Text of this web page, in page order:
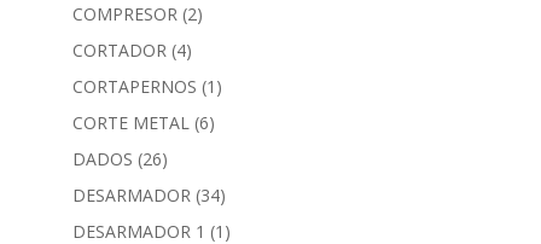
COMPRESOR (2)
CORTADOR (4)
CORTAPERNOS (1)
CORTE METAL (6)
DADOS (26)
DESARMADOR (34)
DESARMADOR 1 (1)